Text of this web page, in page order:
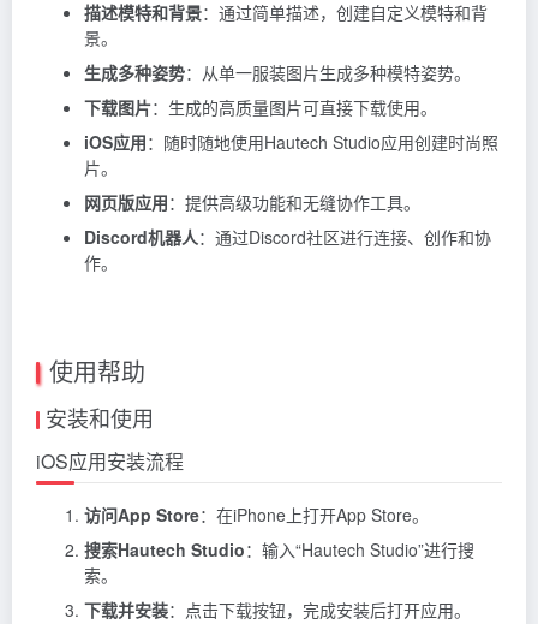
描述模特和背景：通过简单描述，创建自定义模特和背
景。
生成多种姿势：从单一服装图片生成多种模特姿势。
下载图片：生成的高质量图片可直接下载使用。
iOS应用：随时随地使用Hautech Studio应用创建时尚照
片。
网页版应用：提供高级功能和无缝协作工具。
Discord机器人：通过Discord社区进行连接、创作和协
作。
使用帮助
安装和使用
iOS应用安装流程
访问App Store：在iPhone上打开App Store。
搜索Hautech Studio：输入“Hautech Studio”进行搜
索。
下载并安装：点击下载按钮，完成安装后打开应用。